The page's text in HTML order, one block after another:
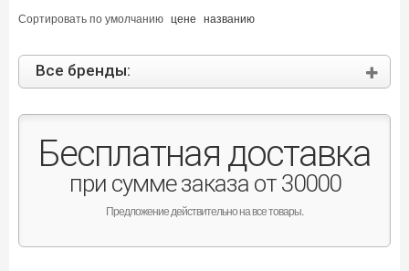
Сортировать поумолчанию цене названию
Все бренды:
Бесплатная доставка
при сумме заказа от 30000
Предложение действительно на все товары.